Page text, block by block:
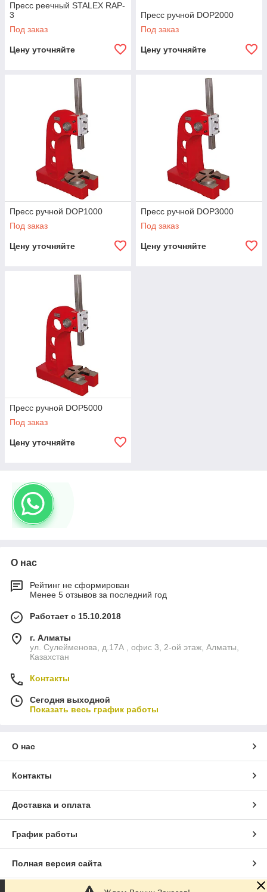
Пресс реечный STALEX RAP-
3
Под заказ
Цену уточняйте
Пресс ручной DOP2000
Под заказ
Цену уточняйте
Пресс ручной DOP1000
Под заказ
Цену уточняйте
Пресс ручной DOP3000
Под заказ
Цену уточняйте
Пресс ручной DOP5000
Под заказ
Цену уточняйте
О нас
Рейтинг не сформирован
Менее 5 отзывов за последний год
Работает с 15.10.2018
г. Алматы
ул. Сулейменова, д.17А , офис 3, 2-ой этаж, Алматы,
Казахстан
Контакты
Сегодня выходной
Показать весь график работы
О нас
Контакты
Доставка и оплата
График работы
Полная версия сайта